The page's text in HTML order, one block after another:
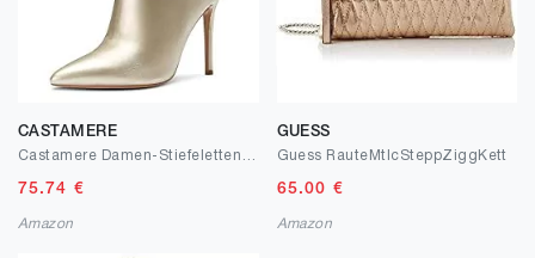
CASTAMERE
75.74 €
Amazon
GUESS
Guess RauteMtlcSteppZiggKett
65.00 €
Amazon